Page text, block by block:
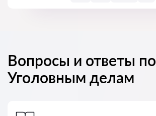
Вопросы и ответы по
Уголовным делам